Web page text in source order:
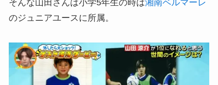
そんな山田さんは小学5年生の時は湘南ベルマーレ
のジュニアユースに所属。